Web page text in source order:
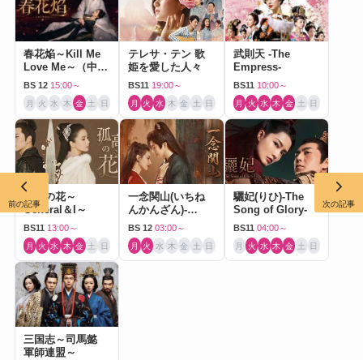
春花焔～Kill Me
Love Me～（中国
ドラマ）
BS 12 15:00～
月 火 水 木 金 土 日
テレサ・テン 歌
姫を愛した人々
BS11 19:00～
月 火 水 木 金 土 日
武則天 -The
Empress-
BS11 10:00～
月 火 水 木 金 土 日
孤高の花～
General＆I～
BS11 13:00～
月 火 水 木 金 土 日
一念関山(いちね
んかんざん)-
Journey to Love-
BS 12 03:00～
月 火 水 木 金 土 日
驪妃(りひ)-The
Song of Glory-
BS11 04:00～
月 火 水 木 金 土 日
三国志～司馬懿
軍師連盟～
前の記事 次の記事